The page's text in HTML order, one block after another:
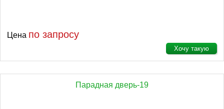
Цена по запросу
Хочу такую
Парадная дверь-19